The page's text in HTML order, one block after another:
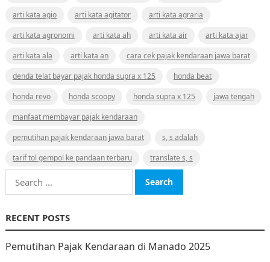
arti kata agio
arti kata agitator
arti kata agraria
arti kata agronomi
arti kata ah arti kata air
arti kata ajar
arti kata ala
arti kata an
cara cek pajak kendaraan jawa barat
denda telat bayar pajak honda supra x 125
honda beat
honda revo
honda scoopy honda supra x 125
jawa tengah
manfaat membayar pajak kendaraan
pemutihan pajak kendaraan jawa barat
s, s adalah
tarif tol gempol ke pandaan terbaru
translate s, s
Search
for:
RECENT POSTS
Pemutihan Pajak Kendaraan di Manado 2025